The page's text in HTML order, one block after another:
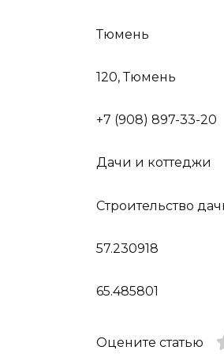
Тюмень
120, Тюмень
+7 (908) 897-33-20
Дачи и коттеджи
Строительство
57.230918
65.485801
Оцените статью